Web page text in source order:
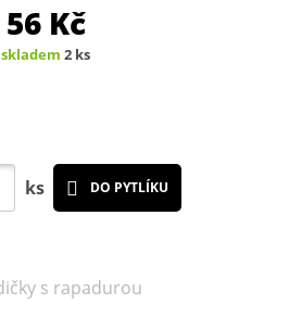
56 Kč
skladem 2 ks
ks DO PYTLÍKU